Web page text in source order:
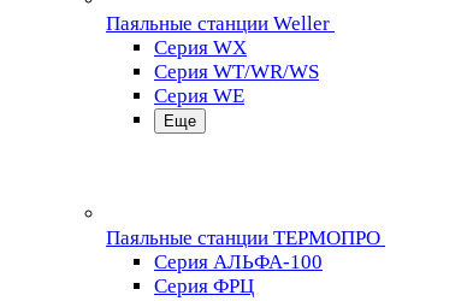
Паяльные станции Weller
Серия WX
Серия WT/WR/WS
Серия WE
Еще
Паяльные станции ТЕРМОПРО
Серия АЛЬФА-100
Серия ФРЦ